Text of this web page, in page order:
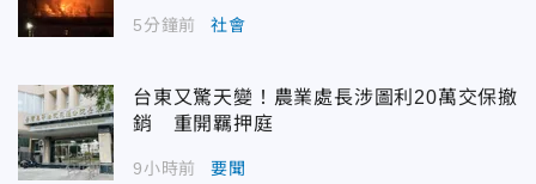
5分鐘前 社會
台東又驚天變！農業處長涉圖利20萬交保撤
銷 重開羈押庭
9小時前 要聞